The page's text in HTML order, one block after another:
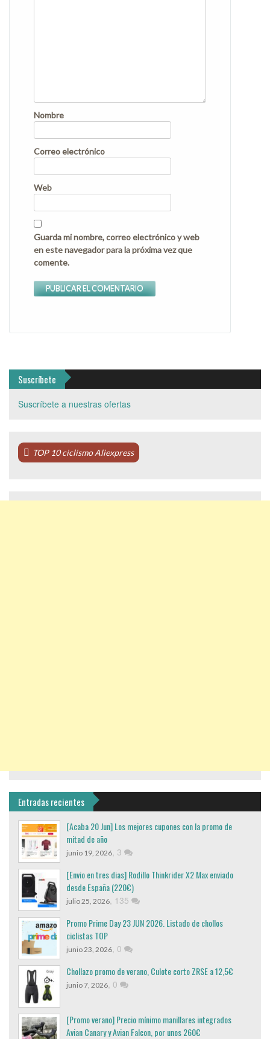
Nombre
Correo electrónico
Web
Guarda mi nombre, correo electrónico y web
en este navegador para la próxima vez que
comente.
Suscríbete
Suscríbete a nuestras ofertas
TOP 10 ciclismo Aliexpress
Entradas recientes
[Acaba 20 Jun] Los mejores cupones con la promo de
mitad de año
junio 19, 2026, 3
[Envio en tres dias] Rodillo Thinkrider X2 Max enviado
desde España (220€)
julio 25, 2026, 135
Promo Prime Day 23 JUN 2026. Listado de chollos
ciclistas TOP
junio 23, 2026, 0
Chollazo promo de verano, Culote corto ZRSE a 12,5€
junio 7, 2026, 0
[Promo verano] Precio mínimo manillares integrados
Avian Canary y Avian Falcon, por unos 260€